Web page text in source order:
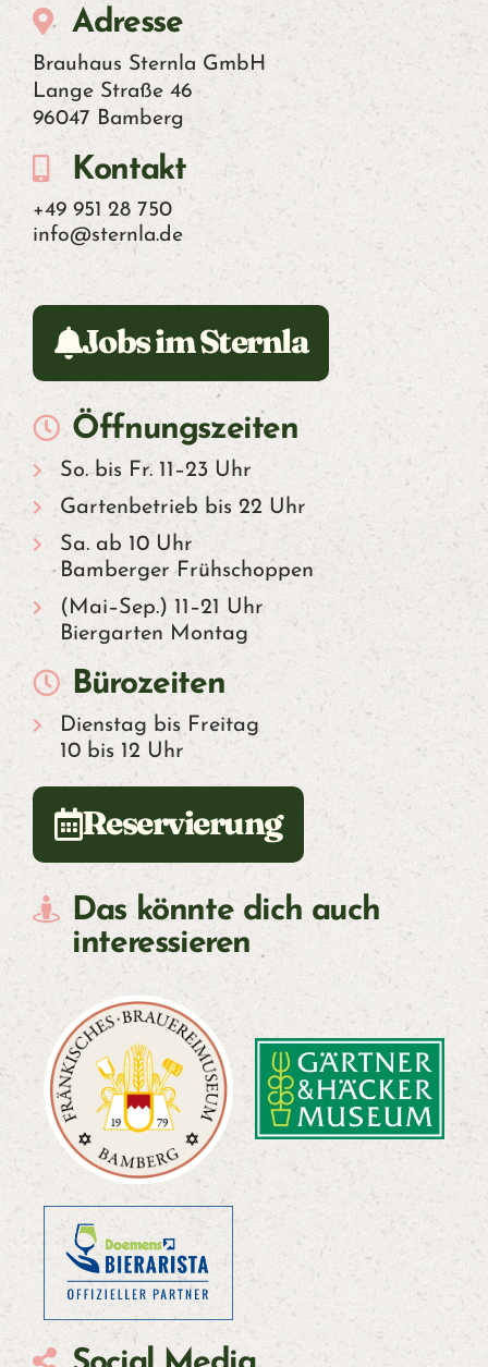
Adresse
Brauhaus Sternla GmbH
Lange Straße 46
96047 Bamberg
Kontakt
+49 951 28 750
info@sternla.de
Jobs im Sternla
Öffnungszeiten
So. bis Fr. 11–23 Uhr
Gartenbetrieb bis 22 Uhr
Sa. ab 10 Uhr
Bamberger Frühschoppen
(Mai–Sep.) 11–21 Uhr
Biergarten Montag
Bürozeiten
Dienstag bis Freitag
10 bis 12 Uhr
Reservierung
Das könnte dich auch
interessieren